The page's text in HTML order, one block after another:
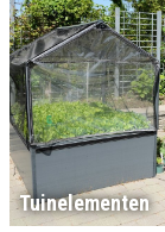
Tuinelementen